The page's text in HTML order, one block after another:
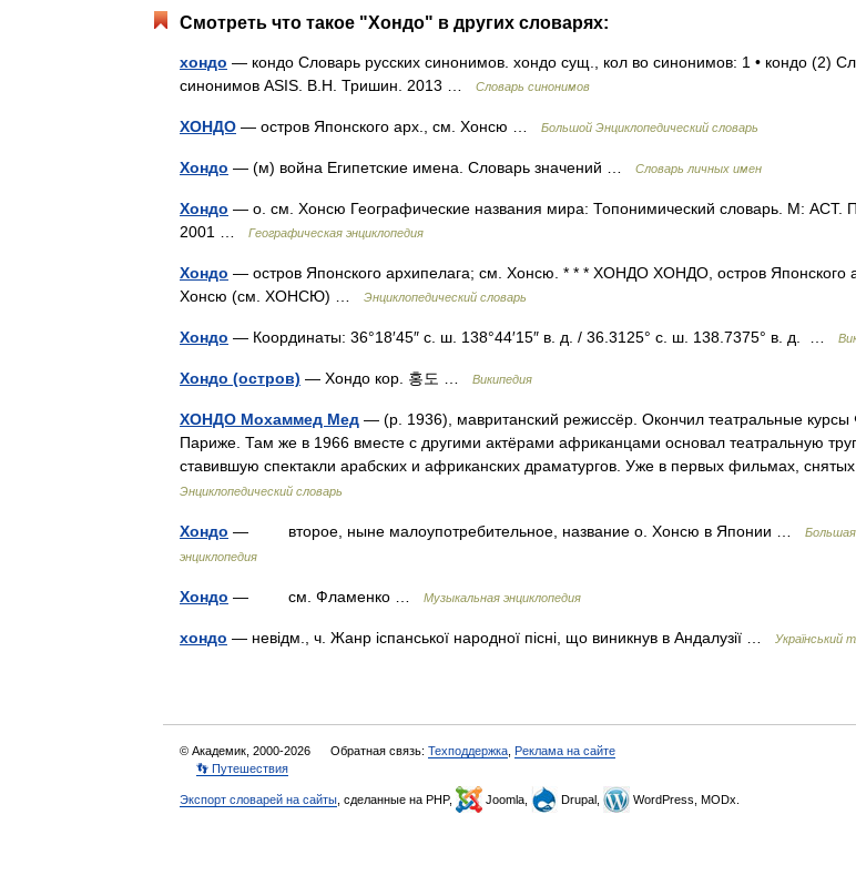
Смотреть что такое "Хондо" в других словарях:
хондо — кондо Словарь русских синонимов. хондо сущ., кол во синонимов: 1 • кондо (2)
синонимов ASIS. В.Н. Тришин. 2013 …
Словарь синонимов
ХОНДО — остров Японского арх., см. Хонсю … Большой Энциклопедический словарь
Хондо — (м) война Египетские имена. Словарь значений … Словарь личных имен
Хондо — о. см. Хонсю Географические названия мира: Топонимический словарь. М: АСТ.
2001 …
Географическая энциклопедия
Хондо — остров Японского архипелага; см. Хонсю. * * * ХОНДО ХОНДО, остров Японского
Хонсю (см. ХОНСЮ) …
Энциклопедический словарь
Хондо — Координаты: 36°18′45″ с. ш. 138°44′15″ в. д. / 36.3125° с. ш. 138.7375° в. д. …
Хондо (остров) — Хондо кор. 홍도 … Википедия
ХОНДО Мохаммед Мед — (р. 1936), мавританский режиссёр. Окончил театральные курсы
Париже. Там же в 1966 вместе с другими актёрами африканцами основал театральную
ставившую спектакли арабских и африканских драматургов. Уже в первых фильмах,
Энциклопедический словарь
Хондо — второе, ныне малоупотребительное, название о. Хонсю в Японии …
энциклопедия
Хондо — см. Фламенко … Музыкальная энциклопедия
хондо — невідм., ч. Жанр іспанської народної пісні, що виникнув в Андалузії … Український
© Академик, 2000-2026 Обратная связь: Техподдержка Реклама на сайте
👣 Путешествия
Экспорт словарей на сайты , сделанные на PHP, Joomla, Drupal, WordPress, MODx.